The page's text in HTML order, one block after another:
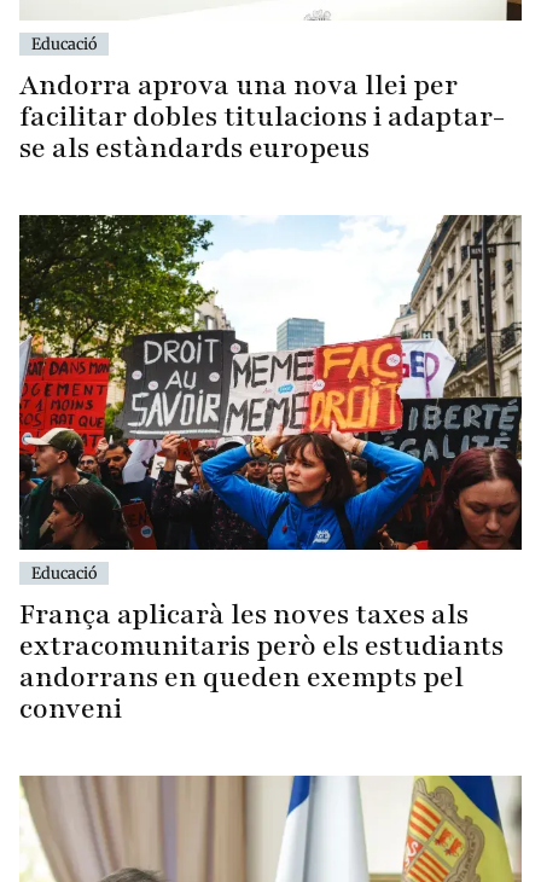
Educació
Andorra aprova una nova llei per
facilitar dobles titulacions i adaptar-
se als estàndards europeus
Educació
França aplicarà les noves taxes als
extracomunitaris però els estudiants
andorrans en queden exempts pel
conveni